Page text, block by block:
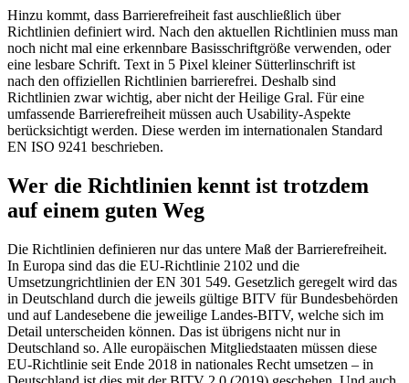
Hinzu kommt, dass Barrierefreiheit fast auschließlich über
Richtlinien definiert wird. Nach den aktuellen Richtlinien muss man
noch nicht mal eine erkennbare Basisschriftgröße verwenden, oder
eine lesbare Schrift. Text in 5 Pixel kleiner Sütterlinschrift ist
nach den offiziellen Richtlinien barrierefrei. Deshalb sind
Richtlinien zwar wichtig, aber nicht der Heilige Gral. Für eine
umfassende Barrierefreiheit müssen auch Usability-Aspekte
berücksichtigt werden. Diese werden im internationalen Standard
EN ISO 9241 beschrieben.
Wer die Richtlinien kennt ist trotzdem
auf einem guten Weg
Die Richtlinien definieren nur das untere Maß der Barrierefreiheit.
In Europa sind das die EU-Richtlinie 2102 und die
Umsetzungrichtlinien der EN 301 549. Gesetzlich geregelt wird das
in Deutschland durch die jeweils gültige BITV für Bundesbehörden
und auf Landesebene die jeweilige Landes-BITV, welche sich im
Detail unterscheiden können. Das ist übrigens nicht nur in
Deutschland so. Alle europäischen Mitgliedstaaten müssen diese
EU-Richtlinie seit Ende 2018 in nationales Recht umsetzen – in